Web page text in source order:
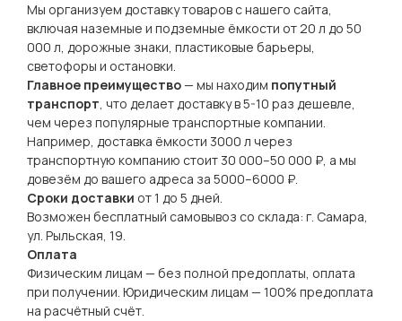
Мы организуем доставку товаров с нашего сайта,
включая наземные и подземные ёмкости от 20 л до 50
000 л, дорожные знаки, пластиковые барьеры,
светофоры и остановки.
Главное преимущество— мы находим попутный
транспорт, что делает доставку в 5-10 раз дешевле,
чем через популярные транспортные компании.
Например, доставка ёмкости 3000 л через
транспортную компанию стоит 30 000–50 000 ₽, а мы
довезём до вашего адреса за 5000–6000 ₽.
Сроки доставки от 1 до 5 дней.
Возможен бесплатный самовывоз со склада: г. Самара,
ул. Рыльская, 19.
Оплата
Физическим лицам — без полной предоплаты, оплата
при получении. Юридическим лицам — 100% предоплата
на расчётный счёт.